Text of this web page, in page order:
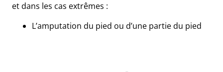
et dans les cas extrêmes :
L’amputation du pied ou d’une partie du pied